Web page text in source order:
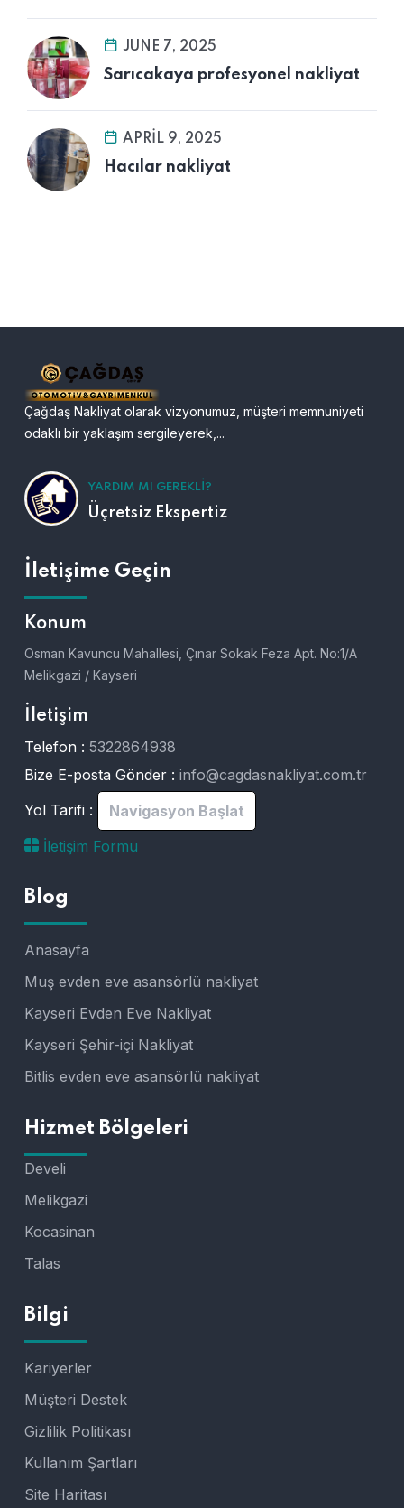
JUNE 7, 2025
Sarıcakaya profesyonel nakliyat
APRIL 9, 2025
Hacılar nakliyat
Çağdaş Nakliyat olarak vizyonumuz, müşteri memnuniyeti
odaklı bir yaklaşım sergileyerek,...
YARDIM MI GEREKLI?
Üçretsiz Ekspertiz
İletişime Geçin
Konum
Osman Kavuncu Mahallesi, Çınar Sokak Feza Apt. No:1/A
Melikgazi / Kayseri
İletişim
Telefon : 5322864938
Bize E-posta Gönder : info@cagdasnakliyat.com.tr
Yol Tarifi :
Navigasyon Başlat
İletişim Formu
Blog
Anasayfa
Muş evden eve asansörlü nakliyat
Kayseri Evden Eve Nakliyat
Kayseri Şehir-içi Nakliyat
Bitlis evden eve asansörlü nakliyat
Hizmet Bölgeleri
Develi
Melikgazi
Kocasinan
Talas
Bilgi
Kariyerler
Müşteri Destek
Gizlilik Politikası
Kullanım Şartları
Site Haritası